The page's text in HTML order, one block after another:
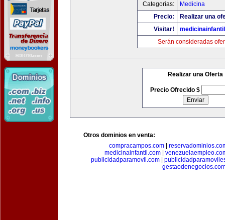
Categorias:
Medicina
Precio:
Realizar una
Visitar!
Serán consideradas
Realizar una Oferta
Precio Ofrecido $
Otros dominios en venta:
compracampos.com
medicinainfantil.com|
publicidadparamovil.com